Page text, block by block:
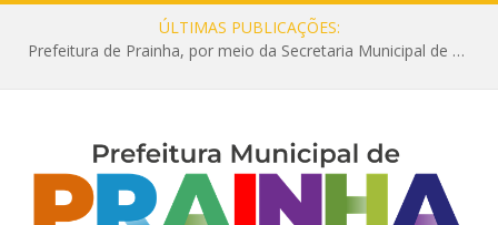
ÚLTIMAS PUBLICAÇÕES:
Prefeitura de Prainha, por meio da Secretaria Municipal de Educação, abre 354 vagas na área da Educação para 2025 com processo seletivo simplificado